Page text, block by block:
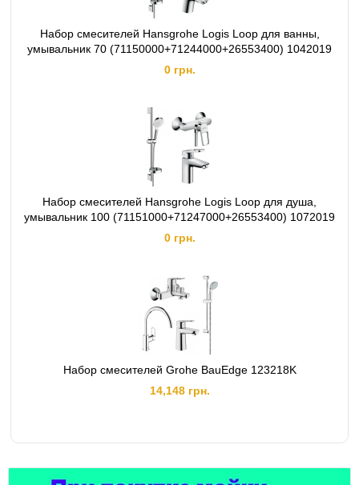
Набор смесителей Hansgrohe Logis Loop для ванны,
умывальник 70 (71150000+71244000+26553400) 1042019
0 грн.
Набор смесителей Hansgrohe Logis Loop для душа,
умывальник 100 (71151000+71247000+26553400) 1072019
0 грн.
Набор смесителей Grohe BauEdge 123218K
14,148 грн.